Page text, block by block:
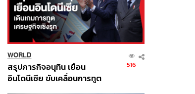
WORLD
สรุปภารกิจอนุทิน เยือน
อินโดนีเซีย ขับเคลื่อนการทูต
516